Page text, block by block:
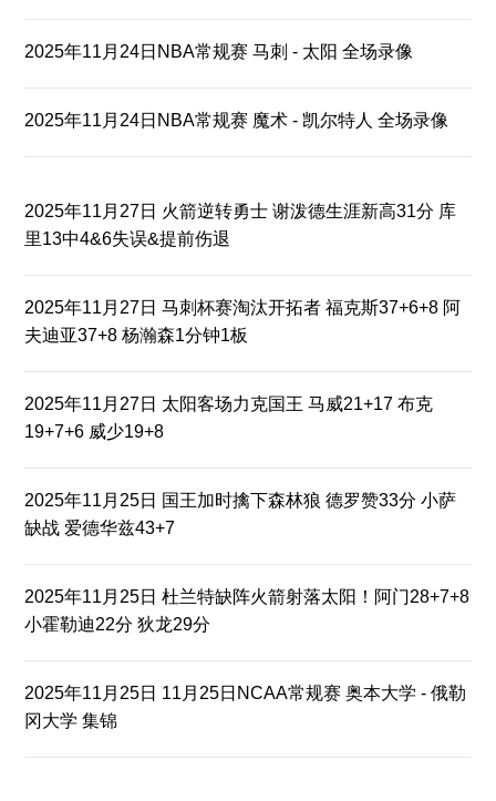
2025年11月24日NBA常规赛 马刺 - 太阳 全场录像
2025年11月24日NBA常规赛 魔术 - 凯尔特人 全场录像
2025年11月27日 火箭逆转勇士 谢泼德生涯新高31分 库
里13中4&6失误&提前伤退
2025年11月27日 马刺杯赛淘汰开拓者 福克斯37+6+8 阿
夫迪亚37+8 杨瀚森1分钟1板
2025年11月27日 太阳客场力克国王 马威21+17 布克
19+7+6 威少19+8
2025年11月25日 国王加时擒下森林狼 德罗赞33分 小萨
缺战 爱德华兹43+7
2025年11月25日 杜兰特缺阵火箭射落太阳！阿门28+7+8
小霍勒迪22分 狄龙29分
2025年11月25日 11月25日NCAA常规赛 奥本大学 - 俄勒
冈大学 集锦